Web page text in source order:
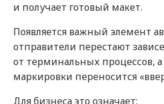
и получает готовый макет.
Появляется важный элемент
отправители перестают
от терминальных процессов,
маркировки переносится
Для бизнеса это означает: